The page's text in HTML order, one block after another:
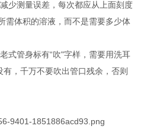
测量误差，每次都应从上面刻度
需体积的溶液，而不是需要多少体
管身标有“吹"字样，需要用洗耳
，千万不要吹出管口残余，否则